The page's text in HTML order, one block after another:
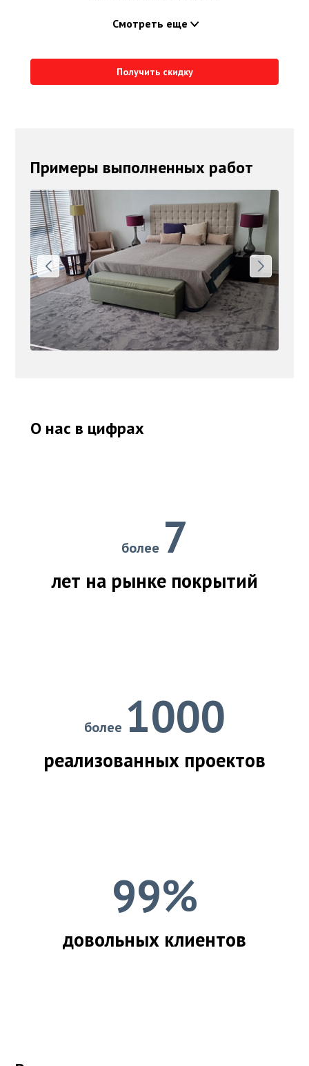
Смотреть еще
Получить скидку
Примеры выполненных работ
О нас в цифрах
более 7
лет на рынке покрытий
более 1000
реализованных проектов
99%
довольных клиентов